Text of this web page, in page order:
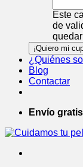
Este
de
¿Quiénes
Blog
Contactar
Envío